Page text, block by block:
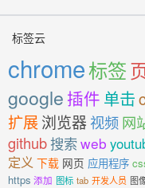
标签云
chrome标签
google 插件 单击
扩展浏览器 视频网
github搜索web
定义 下载 网页 应用程序
https 添加 图标 tab 开发人员 图